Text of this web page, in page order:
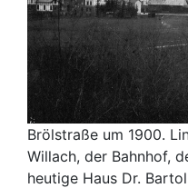
Brölstraße um 1900.
Willach, der Bahnhof,
heutige Haus Dr.